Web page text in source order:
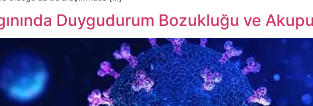
Duygudurum Bozukluğu ve